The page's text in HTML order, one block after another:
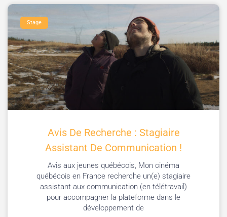
Stage
Avis De Recherche : Stagiaire
Assistant De Communication !
Avis aux jeunes québécois, Mon cinéma
québécois en France recherche un(e) stagiaire
assistant aux communication (en télétravail)
pour accompagner la plateforme dans le
développement de